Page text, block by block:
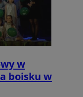
w
boisku w